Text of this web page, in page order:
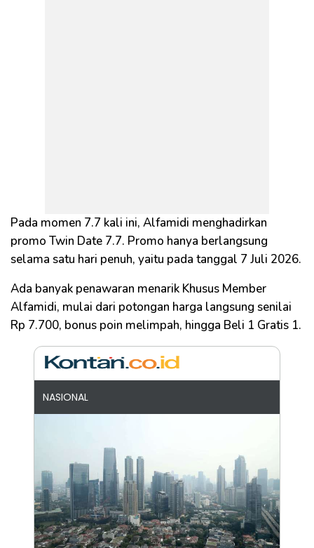
Pada momen 7.7 kali ini, Alfamidi menghadirkan
promo Twin Date 7.7. Promo hanya berlangsung
selama satu hari penuh, yaitu pada tanggal 7 Juli 2026.
Ada banyak penawaran menarik Khusus Member
Alfamidi, mulai dari potongan harga langsung senilai
Rp 7.700, bonus poin melimpah, hingga Beli 1 Gratis 1.
NASIONAL